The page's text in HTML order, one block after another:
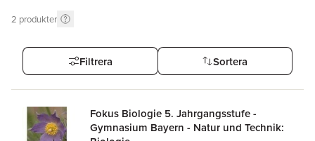
2 produkter
Filtrera Sortera
Fokus Biologie 5. Jahrgangsstufe -
Gymnasium Bayern - Natur und Technik: